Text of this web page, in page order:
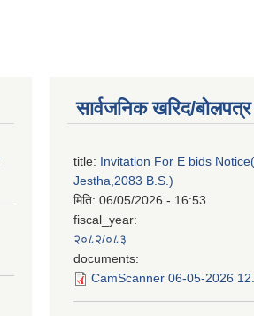
सार्वजनिक खरिद/
title: Invitation For E bids
Jestha,2083 B.S.)
मिति: 06/05/2026 - 16:53
fiscal_year:
२०८२/०८३
documents:
CamScanner 06-05-2026